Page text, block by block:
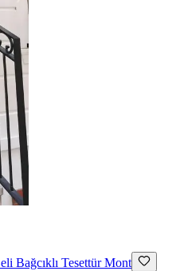
Bağcıklı Tesettür Mont